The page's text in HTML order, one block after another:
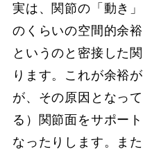
実は、関節の「動き
のくらいの空間的余
というのと密接した
ります。これが余裕
が、その原因となっ
る）関節面をサポー
なったりします。ま